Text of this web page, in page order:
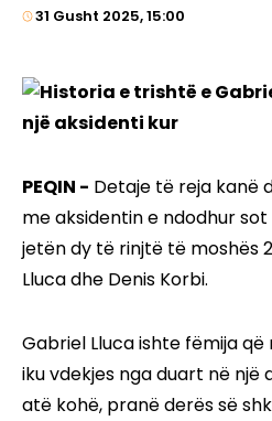
31 Gusht 2025, 15:00
PEQIN - Detaje të reja kanë
me aksidentin e ndodhur
jetën dy të rinjtë të moshës
Lluca dhe Denis Korbi.
Gabriel Lluca ishte fëmija
iku vdekjes nga duart në një
atë kohë, pranë derës së